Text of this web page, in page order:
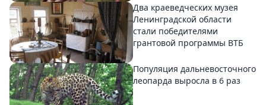
Два краеведческих музея
Ленинградской области
стали победителями
грантовой программы ВТБ
Популяция дальневосточного
леопарда выросла в 6 раз